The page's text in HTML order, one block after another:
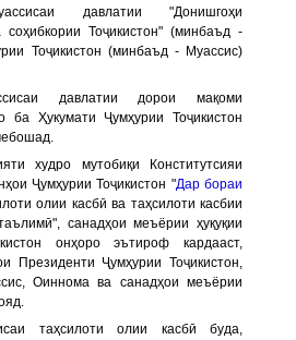
давлатии "Донишгоҳи
Тоҷикистон" (минбаъд -
Тоҷикистон (минбаъд - Муассис)
давлатии дорои мақоми
ба Ҳукумати Ҷумҳурии Тоҷикистон
худро мутобиқи Конститутсияи
Ҷумҳурии Тоҷикистон "Дар бораи
олии касбӣ ва таҳсилоти касбии
санадҳои меъёрии ҳуқуқии
онҳоро эътироф кардааст,
Президенти Ҷумҳурии Тоҷикистон,
Оиннома ва санадҳои меъёрии
таҳсилоти олии касбӣ буда,